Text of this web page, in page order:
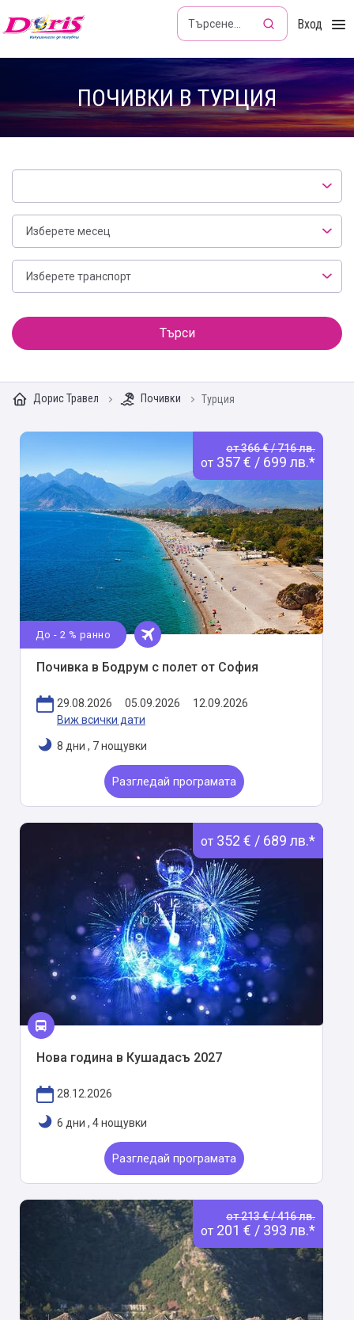
Doris - Изкушението да пътуваш Вход
ПОЧИВКИ В ТУРЦИЯ
Локация
Месец
Изберете месец
Транспорт
Изберете транспорт
Търси
Дорис Травел Почивки Турция
от 366 € / 716 лв.
от 357 € / 699 лв.*
До - 2 % ранно
Почивка в Бодрум с полет от София
29.08.2026 05.09.2026
12.09.2026
Виж всички дати
8 дни , 7 нощувки
Разгледай програмата
от 352 € / 689 лв.*
Нова година в Кушадасъ 2027
28.12.2026
6 дни , 4 нощувки
Разгледай програмата
от 213 € / 416 лв.
от 201 € / 393 лв.*